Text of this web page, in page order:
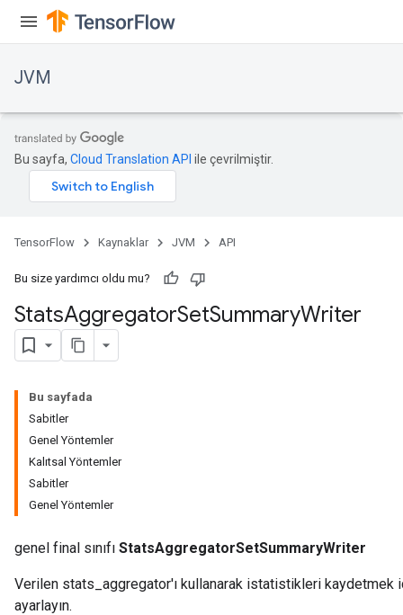
JVM
Bu sayfa, Cloud Translation API ile çevrilmiştir.
TensorFlow Kaynaklar JVM API
Bu size yardımcı oldu mu?
StatsAggregatorSetSummaryWriter
Bu sayfada
Sabitler
Genel Yöntemler
Kalıtsal Yöntemler
Sabitler
Genel Yöntemler
genel final sınıfı StatsAggregatorSetSummaryWriter
Verilen stats_aggregator'ı kullanarak istatistikleri kaydetmek
ayarlayın.